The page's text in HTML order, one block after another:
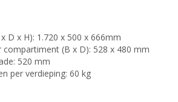
D x H): 1.720 x 500 x 666mm
(B x D): 528 x 480 mm
520 mm
per verdieping: 60 kg